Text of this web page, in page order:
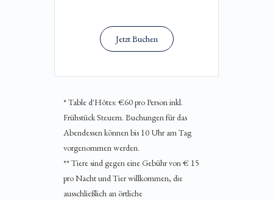
Jetzt Buchen
* Table d'Hôtes: €60 pro Person inkl.
Frühstück Steuern. Buchungen für das
Abendessen können bis 10 Uhr am Tag
vorgenommen werden.
** Tiere sind gegen eine Gebühr von € 15
pro Nacht und Tier willkommen, die
ausschließlich an örtliche